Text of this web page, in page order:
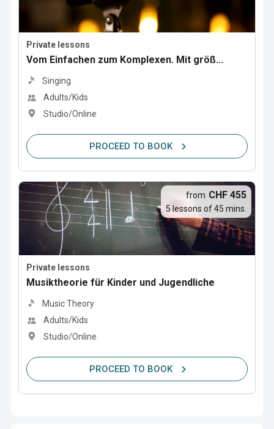
Private lessons
Vom Einfachen zum Komplexen. Mit größ...
Singing
Adults/Kids
Studio/Online
PROCEED TO BOOK
Private lessons
Musiktheorie für Kinder und Jugendliche
Music Theory
Adults/Kids
Studio/Online
from CHF 455
5 lessons of 45 mins.
PROCEED TO BOOK